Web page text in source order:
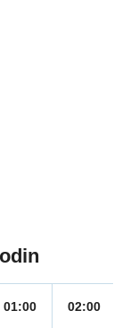
01:00 02:00